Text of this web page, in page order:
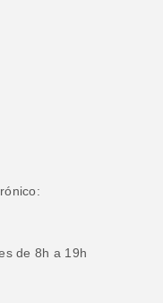
de 8h a 19h